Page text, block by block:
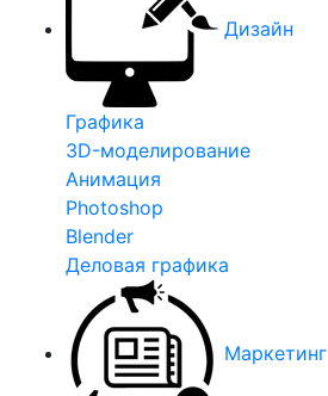
Дизайн
Графика
3D-моделирование
Анимация
Photoshop
Blender
Деловая графика
Маркетинг